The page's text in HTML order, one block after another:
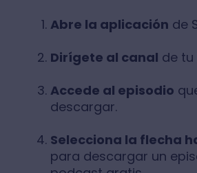
Abre la aplicación de
Dirígete al canal de tu
Accede al episodio
descargar.
Selecciona la flecha
para descargar un